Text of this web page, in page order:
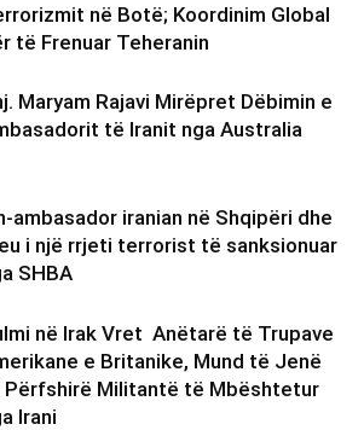
në Botë; Koordinim Global
të Frenuar Teheranin
Maryam Rajavi Mirëpret Dëbimin e
të Iranit nga Australia
ambasador iranian në Shqipëri dhe
i një rrjeti terrorist të sanksionuar
SHBA
në Irak Vret Anëtarë të Trupave
e Britanike, Mund të Jenë
Përfshirë Militantë të Mbështetur
Irani